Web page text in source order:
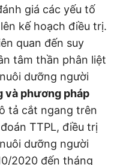
giá các yếu tố
kế hoạch điều trị.
quan đến suy
tâm thần phân liệt
dưỡng người
và phương pháp
tả cắt ngang trên
TTPL, điều trị
dưỡng người
2020 đến tháng